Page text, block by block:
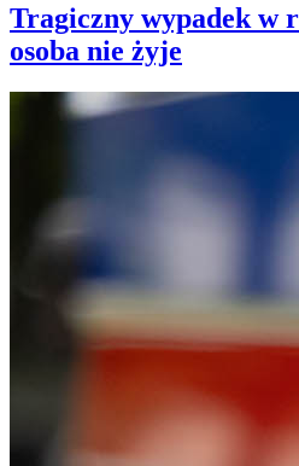
Tragiczny wypadek w
osoba nie żyje